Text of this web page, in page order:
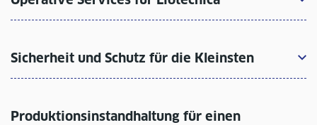
Sicherheit und Schutz für die Kleinsten
Produktionsinstandhaltung für einen